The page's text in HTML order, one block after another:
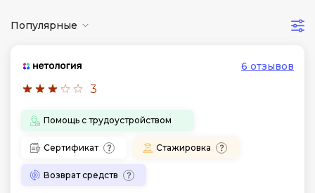
Популярные
3
6 отзывов
Помощь с трудоустройством
Сертификат Стажировка
Возврат средств